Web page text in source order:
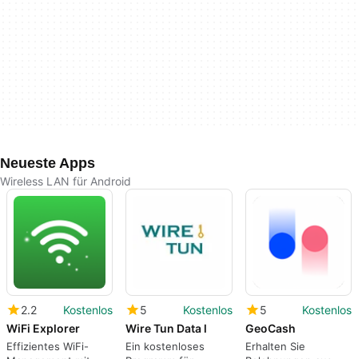
Neueste Apps
Wireless LAN für Android
2.2
Kostenlos
WiFi Explorer
Effizientes WiFi-
5
Kostenlos
Wire Tun Data l
Ein kostenloses
5
Kostenlos
GeoCash
Erhalten Sie